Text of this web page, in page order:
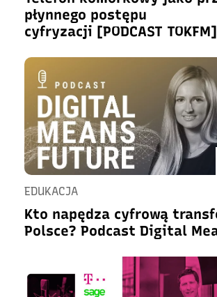
płynnego postępu
cyfryzacji [PODCAST TOKFM]
EDUKACJA
Kto napędza cyfrową
Polsce? Podcast Digital